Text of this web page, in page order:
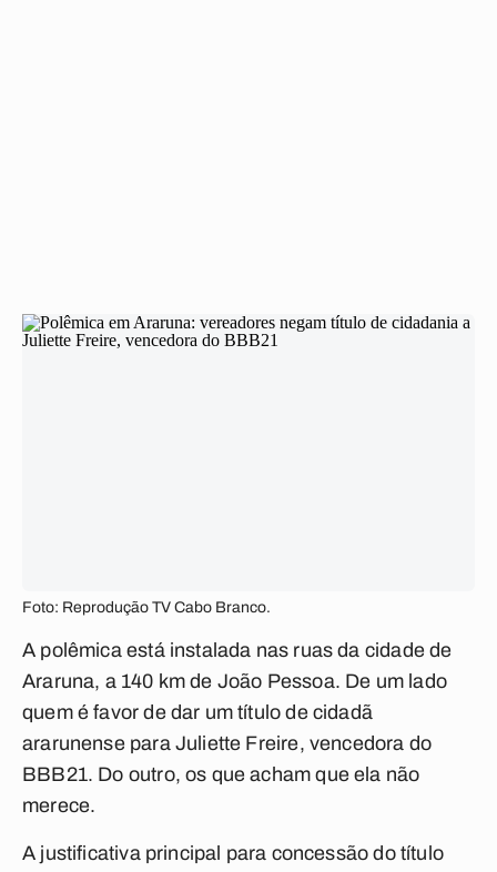
Foto: Reprodução TV Cabo Branco.
A polêmica está instalada nas ruas da cidade de
Araruna, a 140 km de João Pessoa. De um lado
quem é favor de dar um título de cidadã
ararunense para Juliette Freire, vencedora do
BBB21. Do outro, os que acham que ela não
merece.
A justificativa principal para concessão do título